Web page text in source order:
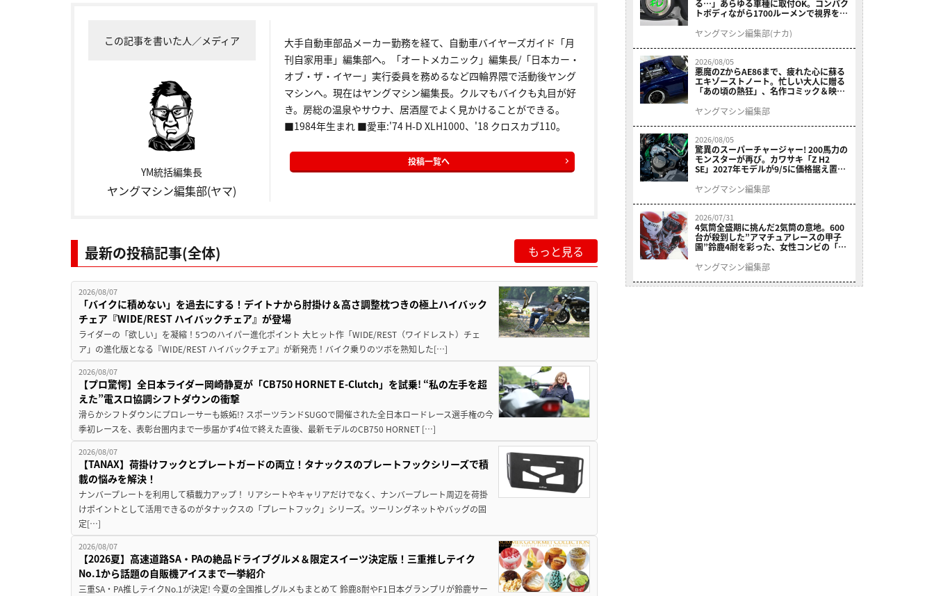
この記事を書いた人／メディア
YM統括編集長
ヤングマシン編集部(ヤマ)
大手自動車部品メーカー勤務を経て、自動車バイヤーズガイド「月
刊自家用車」編集部へ。「オートメカニック」編集長/「日本カー・
オブ・ザ・イヤー」実行委員を務めるなど四輪界隈で活動後ヤング
マシンへ。現在はヤングマシン編集長。クルマもバイクも丸目が好
き。房総の温泉やサウナ、居酒屋でよく見かけることができる。
■1984年生まれ ■愛車:'74 H-D XLH1000、'18 クロスカブ110。
投稿一覧へ
最新の投稿記事(全体) もっと見る
2026/08/07
「バイクに積めない」を過去にする！デイトナから肘掛け＆高さ調整枕つきの極上ハイバック
チェア『WIDE/REST ハイバックチェア』が登場
ライダーの「欲しい」を凝縮！5つのハイパー進化ポイント 大ヒット作「WIDE/REST（ワイドレスト）チェ
ア」の進化版となる『WIDE/REST ハイバックチェア』が新発売！バイク乗りのツボを熟知した[…]
2026/08/07
【プロ驚愕】全日本ライダー岡崎静夏が「CB750 HORNET E-Clutch」を試乗! “私の左手を超
えた”電スロ協調シフトダウンの衝撃
滑らかシフトダウンにプロレーサーも嫉妬!? スポーツランドSUGOで開催された全日本ロードレース選手権の今
季初レースを、表彰台圏内まで一歩届かず4位で終えた直後、最新モデルのCB750 HORNET […]
2026/08/07
【TANAX】荷掛けフックとプレートガードの両立！タナックスのプレートフックシリーズで積
載の悩みを解決！
ナンバープレートを利用して積載力アップ！ リアシートやキャリアだけでなく、ナンバープレート周辺を荷掛
けポイントとして活用できるのがタナックスの「プレートフック」シリーズ。ツーリングネットやバッグの固
定[…]
2026/08/07
【2026夏】高速道路SA・PAの絶品ドライブグルメ＆限定スイーツ決定版！三重推しテイク
No.1から話題の自販機アイスまで一挙紹介
三重SA・PA推しテイクNo.1が決定! 今夏の全国推しグルメもまとめて 鈴鹿8耐やF1日本グランプリが鈴鹿サー
る…」あらゆる車種に取付OK。コンパク
トボディながら1700ルーメンで視界を確
ニット プレシャスレイ スモール］
ヤングマシン編集部(ナカ)
2026/08/05
悪魔のZからAE86まで、疲れた心に蘇る
エキゾーストノート。忙しい大人に贈る
「あの頃の熱狂」、名作コミック＆映画
結！
ヤングマシン編集部
2026/08/05
驚異のスーパーチャージャー! 200馬力の
モンスターが再び。カワサキ「Z H2
SE」2027年モデルが9/5に価格据え置き
ヤングマシン編集部
2026/07/31
4気筒全盛期に挑んだ2気筒の意地。600
台が殺到した”アマチュアレースの甲子
園”鈴鹿4耐を彩った、女性コンビの「ス
ヤングマシン編集部